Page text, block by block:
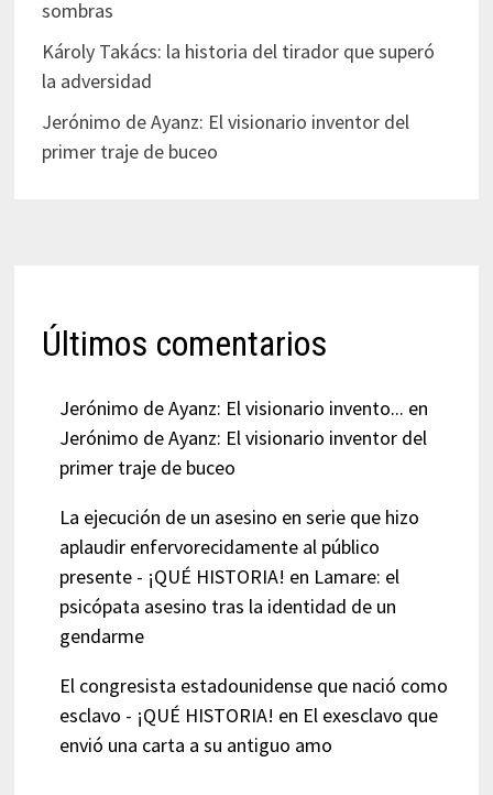
sombras
Károly Takács: la historia del tirador que superó
la adversidad
Jerónimo de Ayanz: El visionario inventor del
primer traje de buceo
Últimos comentarios
Jerónimo de Ayanz: El visionario invento... en
Jerónimo de Ayanz: El visionario inventor del
primer traje de buceo
La ejecución de un asesino en serie que hizo
aplaudir enfervorecidamente al público
presente - ¡QUÉ HISTORIA! en Lamare: el
psicópata asesino tras la identidad de un
gendarme
El congresista estadounidense que nació como
esclavo - ¡QUÉ HISTORIA! en El exesclavo que
envió una carta a su antiguo amo